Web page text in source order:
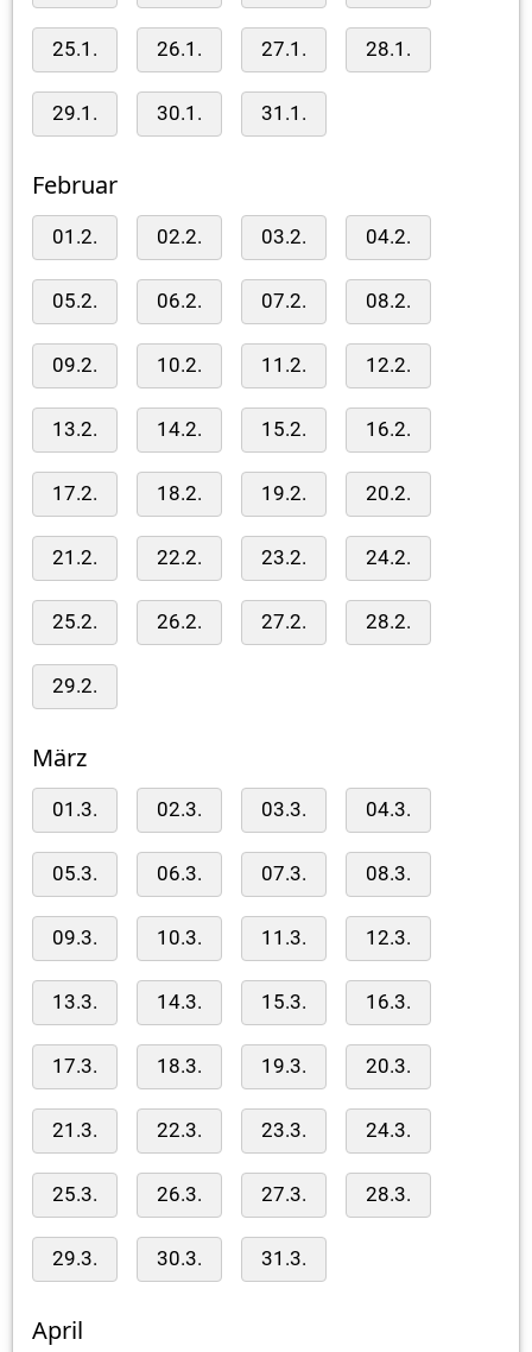
25.1. 26.1. 27.1. 28.1.
29.1. 30.1. 31.1.
Februar
01.2. 02.2. 03.2. 04.2.
05.2. 06.2. 07.2. 08.2.
09.2. 10.2. 11.2. 12.2.
13.2. 14.2. 15.2. 16.2.
17.2. 18.2. 19.2. 20.2.
21.2. 22.2. 23.2. 24.2.
25.2. 26.2. 27.2. 28.2.
29.2.
März
01.3. 02.3. 03.3. 04.3.
05.3. 06.3. 07.3. 08.3.
09.3. 10.3. 11.3. 12.3.
13.3. 14.3. 15.3. 16.3.
17.3. 18.3. 19.3. 20.3.
21.3. 22.3. 23.3. 24.3.
25.3. 26.3. 27.3. 28.3.
29.3. 30.3. 31.3.
April